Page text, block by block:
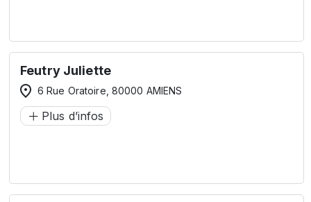
Feutry Juliette
6 Rue Oratoire, 80000 AMIENS
Plus d’infos